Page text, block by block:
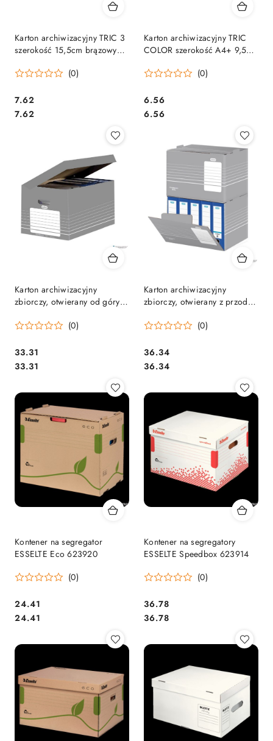
Karton archiwizacyjny TRIC 3
szerokość 15,5cm brązowy
(0)
Cena:
7.62
Cena:
7.62
Karton archiwizacyjny TRIC
COLOR szerokość A4+ 9,5cm
(0)
Cena:
6.56
Cena:
6.56
Karton archiwizacyjny
zbiorczy, otwierany od góry
(0)
Cena:
33.31
Cena:
33.31
Karton archiwizacyjny
zbiorczy, otwierany z przodu
(0)
Cena:
36.34
Cena:
36.34
Kontener na segregator
ESSELTE Eco 623920
(0)
Cena:
24.41
Cena:
24.41
Kontener na segregatory
ESSELTE Speedbox 623914
(0)
Cena:
36.78
Cena:
36.78